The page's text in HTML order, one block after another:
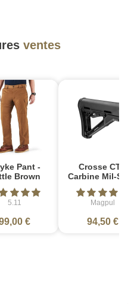
ventes
Pant -
Brown
5.11
€
Crosse CTR
Carbine Mil-
Magpul
94,50 €